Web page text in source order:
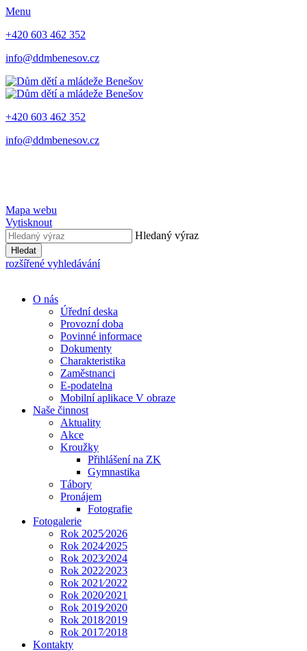
Menu
+420 603 462 352
info@ddmbenesov.cz
+420 603 462 352
info@ddmbenesov.cz
Mapa webu
Vytisknout
Hledaný výraz
Hledat
rozšířené vyhledávání
O nás
Úřední deska
Provozní doba
Povinné informace
Dokumenty
Charakteristika
Zaměstnanci
E-podatelna
Mobilní aplikace V obraze
Naše činnost
Aktuality
Akce
Kroužky
Přihlášení na ZK
Gymnastika
Tábory
Pronájem
Fotografie
Fotogalerie
Rok 2025⁄2026
Rok 2024⁄2025
Rok 2023⁄2024
Rok 2022⁄2023
Rok 2021⁄2022
Rok 2020⁄2021
Rok 2019⁄2020
Rok 2018⁄2019
Rok 2017⁄2018
Kontakty